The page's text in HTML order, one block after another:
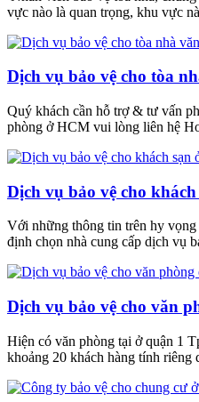
vực nào là quan trọng, khu vực
Dịch vụ bảo vệ cho tòa
Quý khách cần hỗ trợ & tư vấn
phòng ở HCM vui lòng liên hệ
Dịch vụ bảo vệ cho
Với những thông tin trên hy
định chọn nhà cung cấp dịch vụ
Dịch vụ bảo vệ cho văn
Hiện có văn phòng tại ở quận 1
khoảng 20 khách hàng tính riêng